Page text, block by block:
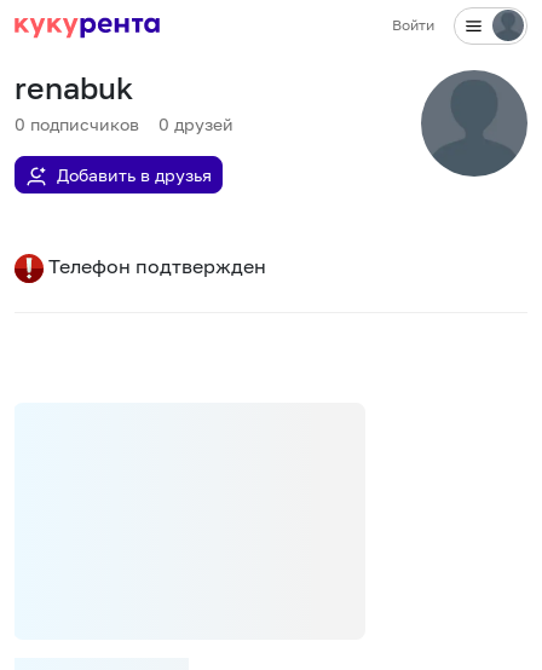
Войти
renabuk
0 подписчиков 0 друзей
Добавить в друзья
Телефон подтвержден